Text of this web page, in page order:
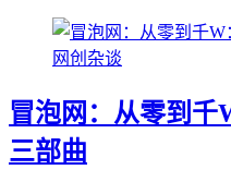
网创杂谈
冒泡网：从零到千
三部曲